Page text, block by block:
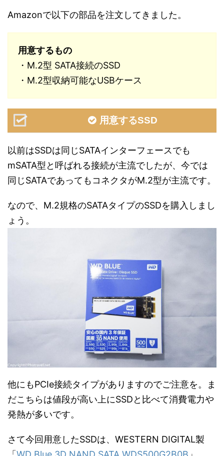
Amazonで以下の部品を注文してきました。
用意するもの
・M.2型 SATA接続のSSD
・M.2型収納可能なUSBケース
用意するSSD
以前はSSDは同じSATAインターフェースでも
mSATA型と呼ばれる接続が主流でしたが、今では
同じSATAであってもコネクタがM.2型が主流です。
なので、M.2規格のSATAタイプのSSDを購入しまし
ょう。
他にもPCIe接続タイプがありますのでご注意を。ま
だこちらは値段が高い上にSSDと比べて消費電力や
発熱が多いです。
さて今回用意したSSDは、WESTERN DIGITAL製